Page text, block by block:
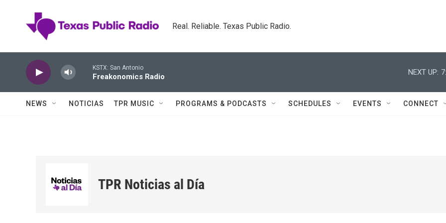
Real. Reliable. Texas Public Radio.
KSTX: San Antonio
Freakonomics Radio
NEXT UP:
NEWS NOTICIAS TPR MUSIC PROGRAMS & PODCASTS SCHEDULES EVENTS CONNECT
TPR Noticias al Día